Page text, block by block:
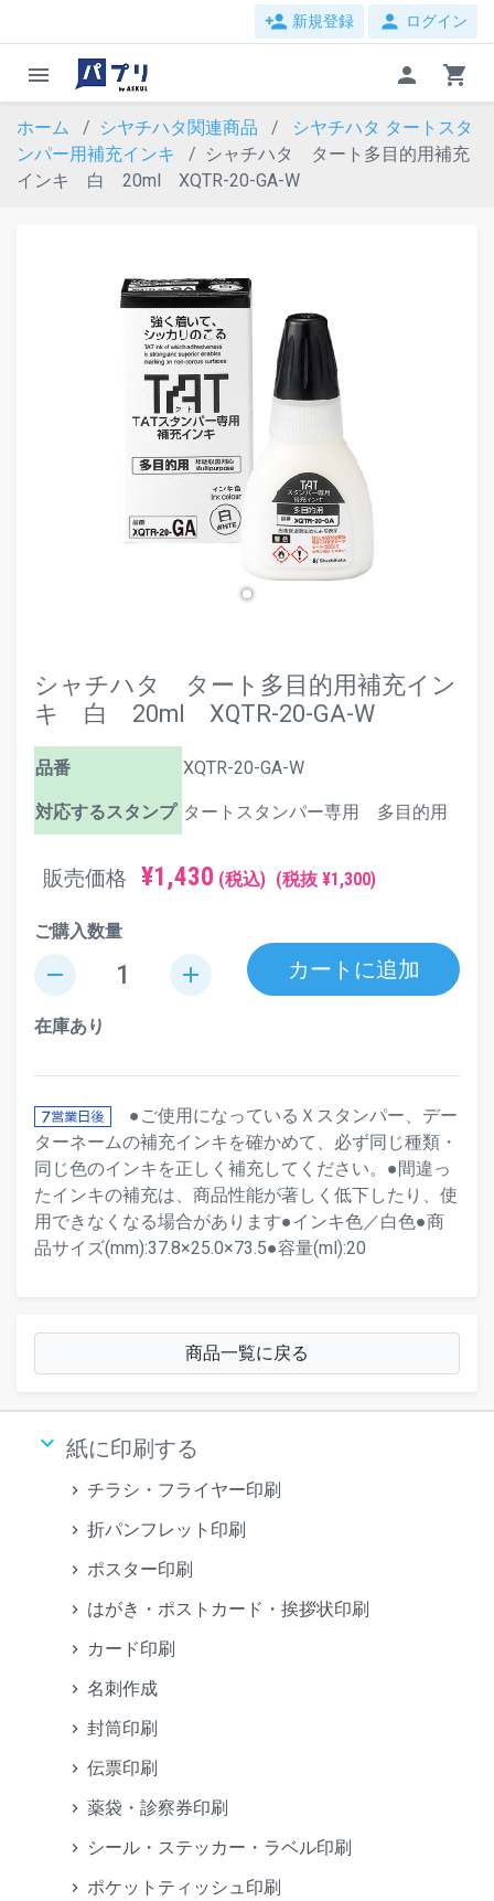
person_add 新規登録 person ログイン
menu person shopping_cart
ホーム シヤチハタ関連商品
シヤチハタ タートスタ
ンパー用補充インキ
シャチハタ タート多目的用補充
インキ 白 20ml XQTR-20-GA-W
シャチハタ タート多目的用補充イン
キ 白 20ml XQTR-20-GA-W
品番 XQTR-20-GA-W
対応するスタンプ タートスタンパー専用 多目的用
販売価格 ¥1,430 (税込) (税抜 ¥1,300)
ご購入数量
remove add カートに追加
在庫あり
●ご使用になっているＸスタンパー、デー
ターネームの補充インキを確かめて、必ず同じ種類・
同じ色のインキを正しく補充してください。●間違っ
たインキの補充は、商品性能が著しく低下したり、使
用できなくなる場合があります●インキ色／白色●商
品サイズ(mm):37.8×25.0×73.5●容量(ml):20
商品一覧に戻る
keyboard_arrow_down 紙に印刷する
チラシ・フライヤー印刷
折パンフレット印刷
ポスター印刷
はがき・ポストカード・挨拶状印刷
カード印刷
名刺作成
封筒印刷
伝票印刷
薬袋・診察券印刷
シール・ステッカー・ラベル印刷
ポケットティッシュ印刷